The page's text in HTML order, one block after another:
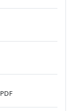
File
PDF